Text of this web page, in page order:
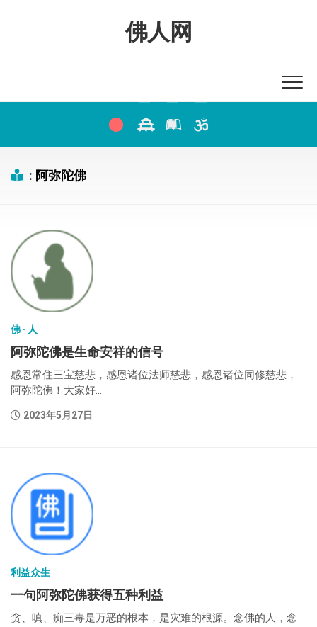
佛人网
: 阿弥陀佛
佛 · 人
阿弥陀佛是生命安祥的信号
感恩常住三宝慈悲，感恩诸位法师慈悲，感恩诸位同修慈悲，
阿弥陀佛！大家好...
2023年5月27日
利益众生
一句阿弥陀佛获得五种利益
贪、嗔、痴三毒是万恶的根本，是灾难的根源。念佛的人，念